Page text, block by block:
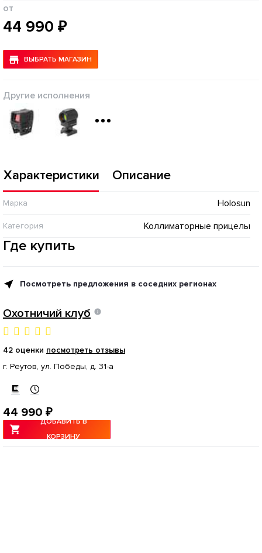
от
44 990 ₽
ВЫБРАТЬ МАГАЗИН
Другие исполнения
Характеристики Описание
Марка Holosun
Категория Коллиматорные прицелы
Где купить
Посмотреть предложения в соседних регионах
Охотничий клуб
42 оценки посмотреть отзывы
г. Реутов, ул. Победы, д. 31-а
44 990 ₽
ДОБАВИТЬ В
КОРЗИНУ